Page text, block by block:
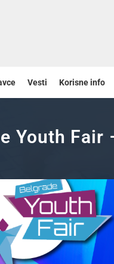
Vesti Korisne info
Youth